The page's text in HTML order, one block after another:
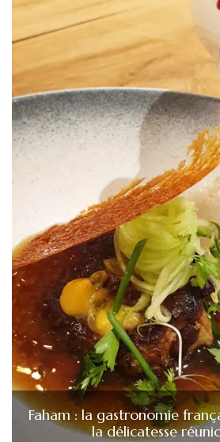
Faham : la gastronomie
la délicatesse